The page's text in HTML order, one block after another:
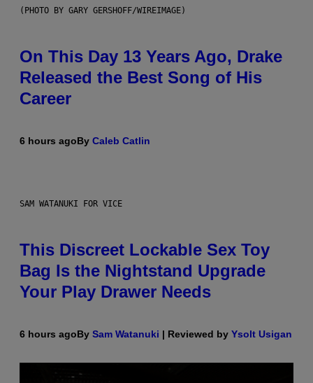
(PHOTO BY GARY GERSHOFF/WIREIMAGE)
On This Day 13 Years Ago, Drake
Released the Best Song of His
Career
6 hours agoBy Caleb Catlin
SAM WATANUKI FOR VICE
This Discreet Lockable Sex Toy
Bag Is the Nightstand Upgrade
Your Play Drawer Needs
6 hours agoBy Sam Watanuki | Reviewed by Ysolt Usigan